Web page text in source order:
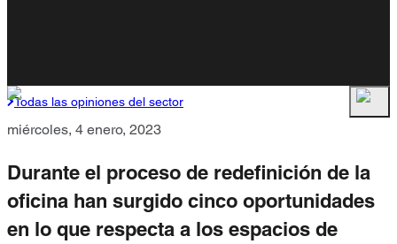
Todas las opiniones del sector
miércoles, 4 enero, 2023
Durante el proceso de redefinición de la
oficina han surgido cinco oportunidades
en lo que respecta a los espacios de